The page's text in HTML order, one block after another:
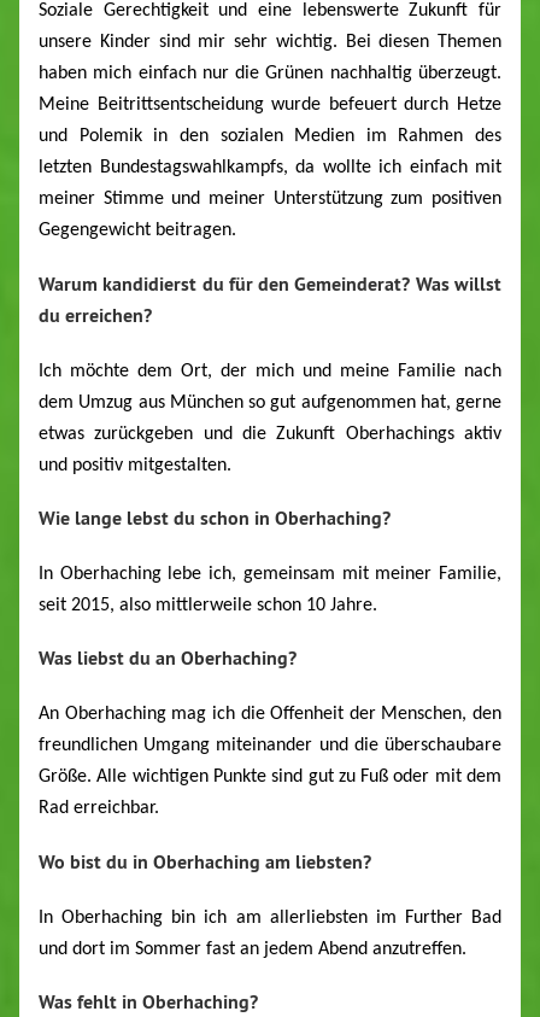
Soziale Gerechtigkeit und eine lebenswerte Zukunft für
unsere Kinder sind mir sehr wichtig. Bei diesen Themen
haben mich einfach nur die Grünen nachhaltig überzeugt.
Meine Beitrittsentscheidung wurde befeuert durch Hetze
und Polemik in den sozialen Medien im Rahmen des
letzten Bundestagswahlkampfs, da wollte ich einfach mit
meiner Stimme und meiner Unterstützung zum positiven
Gegengewicht beitragen.
Warum kandidierst du für den Gemeinderat? Was willst
du erreichen?
Ich möchte dem Ort, der mich und meine Familie nach
dem Umzug aus München so gut aufgenommen hat, gerne
etwas zurückgeben und die Zukunft Oberhachings aktiv
und positiv mitgestalten.
Wie lange lebstdu schon in Oberhaching?
In Oberhaching lebe ich, gemeinsam mit meiner Familie,
seit 2015, also mittlerweile schon 10 Jahre.
Was liebst du an Oberhaching?
An Oberhaching mag ich die Offenheit der Menschen, den
freundlichen Umgang miteinander und die überschaubare
Größe. Alle wichtigen Punkte sind gut zu Fuß oder mit dem
Rad erreichbar.
Wo bistdu in Oberhaching am liebsten?
In Oberhaching bin ich am allerliebsten im Further Bad
und dort im Sommer fast an jedem Abend anzutreffen.
Was fehlt in Oberhaching?